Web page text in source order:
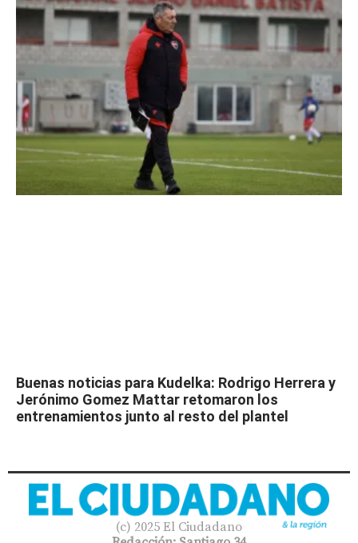
Buenas noticias para Kudelka: Rodrigo Herrera y
Jerónimo Gomez Mattar retomaron los
entrenamientos junto al resto del plantel
(c) 2025 El Ciudadano